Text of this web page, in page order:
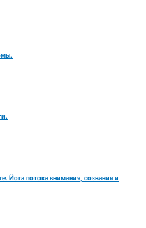
Йога потока внимания, сознания и